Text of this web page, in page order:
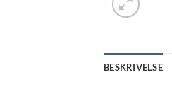
BESKRIVELSE